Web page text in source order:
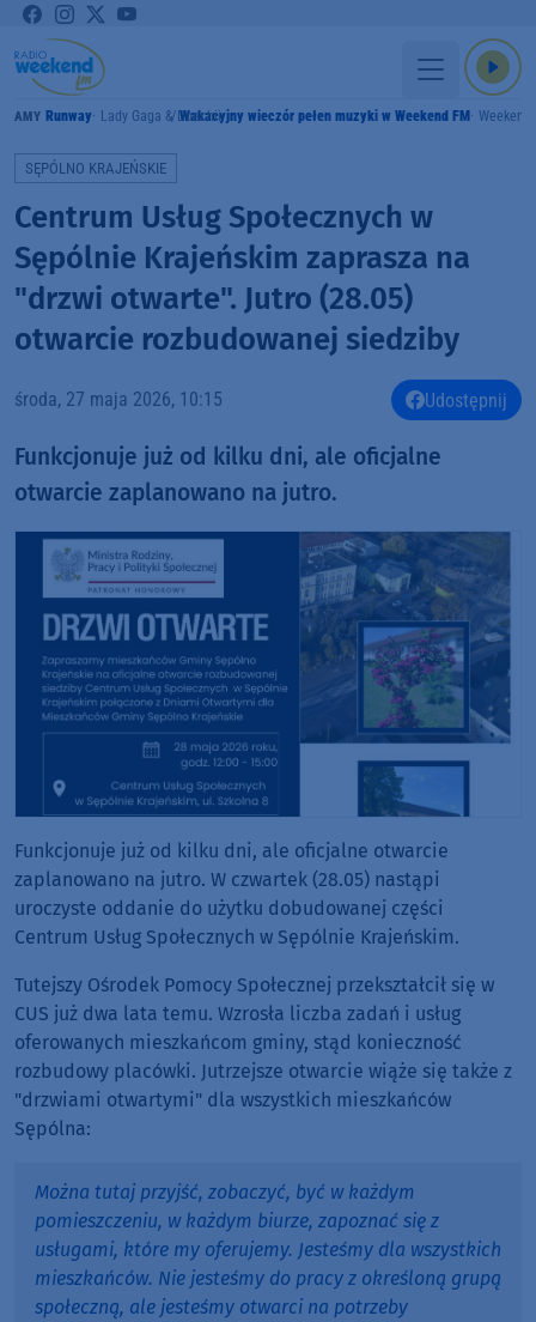
Runway Lady Gaga & DoechiiWakacyjny wieczór pełen muzyki w Weekend FM Weekend
SĘPÓLNO KRAJEŃSKIE
Centrum Usług Społecznych w
Sępólnie Krajeńskim zaprasza na
"drzwi otwarte". Jutro (28.05)
otwarcie rozbudowanej siedziby
środa, 27 maja 2026, 10:15 Udostępnij
Funkcjonuje już od kilku dni, ale oficjalne
otwarcie zaplanowano na jutro.
Funkcjonuje już od kilku dni, ale oficjalne otwarcie
zaplanowano na jutro. W czwartek (28.05) nastąpi
uroczyste oddanie do użytku dobudowanej części
Centrum Usług Społecznych w Sępólnie Krajeńskim.
Tutejszy Ośrodek Pomocy Społecznej przekształcił się w
CUS już dwa lata temu. Wzrosła liczba zadań i usług
oferowanych mieszkańcom gminy, stąd konieczność
rozbudowy placówki. Jutrzejsze otwarcie wiąże się także z
"drzwiami otwartymi" dla wszystkich mieszkańców
Sępólna:
Można tutaj przyjść, zobaczyć, być w każdym
pomieszczeniu, w każdym biurze, zapoznać się z
usługami, które my oferujemy. Jesteśmy dla wszystkich
mieszkańców. Nie jesteśmy do pracy z określoną grupą
społeczną, ale jesteśmy otwarci na potrzeby